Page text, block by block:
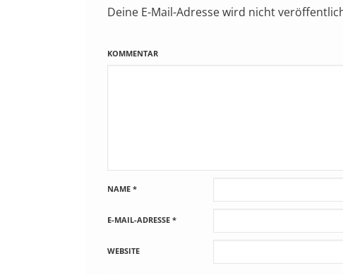
Deine E-Mail-Adresse wird nicht
KOMMENTAR
NAME *
E-MAIL-ADRESSE *
WEBSITE